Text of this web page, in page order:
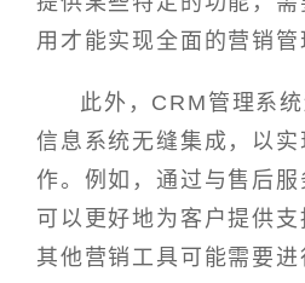
用才能实现全面的营销管
此外，CRM管理系
信息系统无缝集成，以
作。例如，通过与售后
可以更好地为客户提供
其他营销工具可能需要